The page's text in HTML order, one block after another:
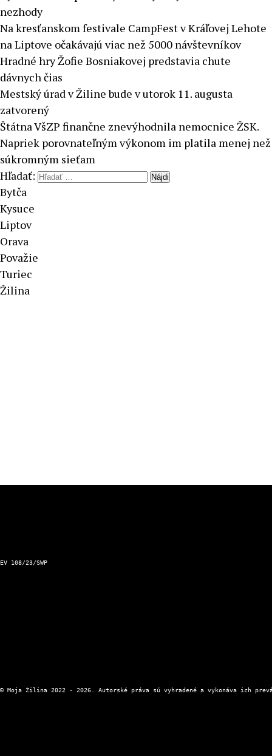
nezhody
Na kresťanskom festivale CampFest v Kráľovej Lehote
na Liptove očakávajú viac než 5000 návštevníkov
Hradné hry Žofie Bosniakovej predstavia chute
dávnych čias
Mestský úrad v Žiline bude v utorok 11. augusta
zatvorený
Štátna VšZP finančne znevýhodnila nemocnice ŽSK.
Napriek porovnateľným výkonom im platila menej než
súkromným sieťam
Hľadať:
Bytča
Kysuce
Liptov
Orava
Považie
Turiec
Žilina
EV 108/23/SWP